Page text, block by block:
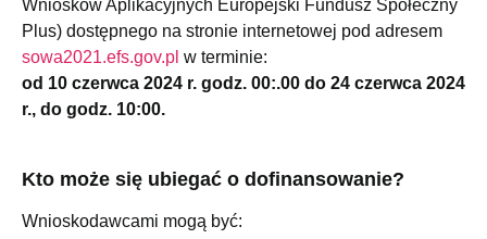
Wniosków Aplikacyjnych Europejski Fundusz Społeczny
Plus) dostępnego na stronie internetowej pod adresem
sowa2021.efs.gov.pl w terminie:
od 10 czerwca 2024 r. godz. 00:.00 do 24 czerwca 2024
r., do godz. 10:00.
Kto może się ubiegać o dofinansowanie?
Wnioskodawcami mogą być: